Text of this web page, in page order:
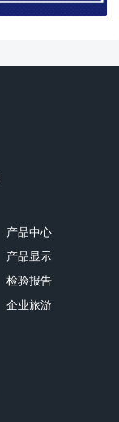
产品中心
产品显示
检验报告
企业旅游